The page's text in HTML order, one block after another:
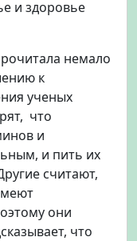
и здоровье
немало
к
ученых
что
и
и пить их
считают,
они
что